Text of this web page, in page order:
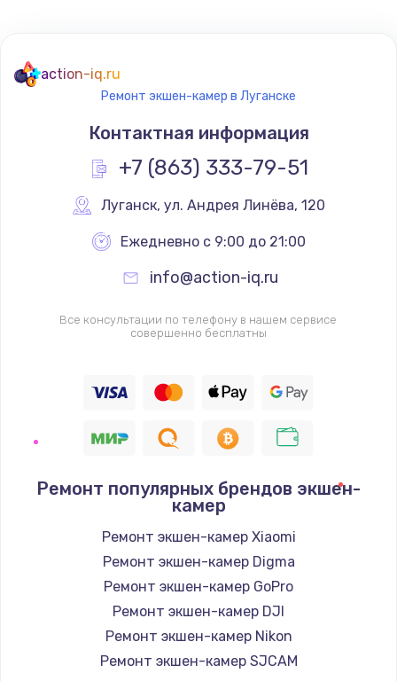
Замена кнопок
500 руб.
Заказать
Замена лампы
500 руб.
Замена корпусных элементов
2800 руб.
action-iq.ru
Ремонт экшен-камер в Луганске
Контактная информация
+7 (863) 333-79-51
Луганск, ул. Андрея Линёва, 120
Ежедневно с 9:00 до 21:00
info@action-iq.ru
Все консультации по телефону в нашем сервисе
совершенно бесплатны
Ремонт популярных брендов экшен-
камер
Ремонт экшен-камер Xiaomi
Ремонт экшен-камер Digma
Ремонт экшен-камер GoPro
Ремонт экшен-камер DJI
Ремонт экшен-камер Nikon
Ремонт экшен-камер SJCAM